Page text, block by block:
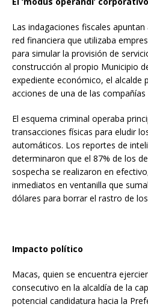
Las indagaciones fiscales
red financiera que utilizaba
para simular la provisión de
construcción al propio Municipio
expediente económico, el alcalde
acciones de una de las compañías
El esquema criminal operaba
transacciones físicas para eludir
automáticos. Los reportes de
determinaron que el 87% de los
sospecha se realizaron en
inmediatos en ventanilla que
dólares para borrar el rastro de
Impacto político
Macas, quien se encuentra
consecutivo en la alcaldía de la
potencial candidatura hacia la